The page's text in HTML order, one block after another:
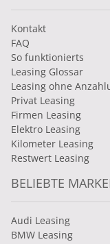
Kontakt
FAQ
So funktionierts
Leasing Glossar
Leasing ohne
Privat Leasing
Firmen Leasing
Elektro Leasing
Kilometer Leasing
Restwert Leasing
BELIEBTE
Audi Leasing
BMW Leasing